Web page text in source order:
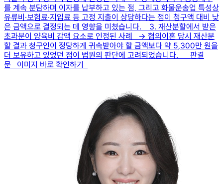
를 계속 분담하며 이자를 납부하고 있는 점, 그리고 화물운송업 특성상
유류비·보험료·지입료 등 고정 지출이 상당하다는 점이 청구액 대비 낮
은 금액으로 결정되는 데 영향을 미쳤습니다. 3. 재산분할에서 받은
초과분이 양육비 감액 요소로 인정된 사례 → 협의이혼 당시 재산분
할 결과 청구인이 정당하게 귀속받아야 할 금액보다 약 5,300만 원을
더 보유하고 있었던 점이 법원의 판단에 고려되었습니다. 판결
문 이미지 바로 확인하기